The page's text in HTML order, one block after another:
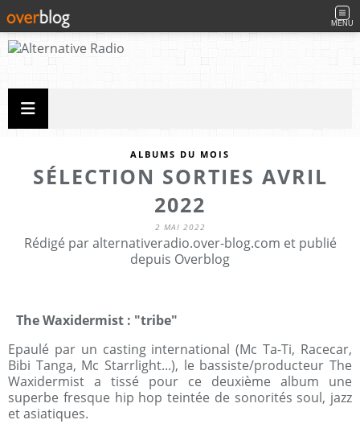
MENU
ALBUMS DU MOIS
SÉLECTION SORTIES AVRIL
2022
2 MAI 2022
Rédigé par alternativeradio.over-blog.com et publié
depuis Overblog
The Waxidermist : "tribe"
Epaulé par un casting international (Mc Ta-Ti, Racecar,
Bibi Tanga, Mc Starrlight...), le bassiste/producteur The
Waxidermist a tissé pour ce deuxième album une
superbe fresque hip hop teintée de sonorités soul, jazz
et asiatiques.